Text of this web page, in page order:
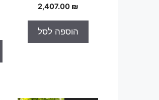
u
o
f
5
2,407.00 ₪
המחיר
הוא:הוספה לסל